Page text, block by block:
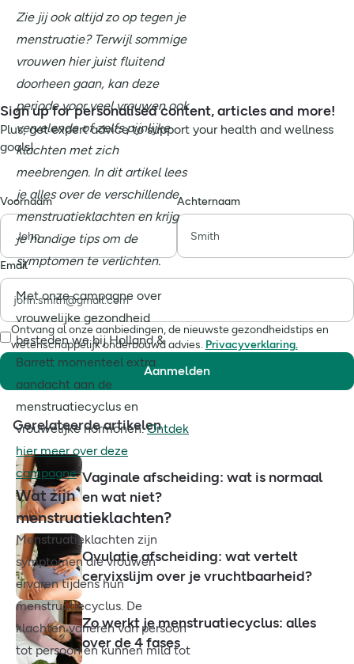
Zie jij ook altijd zo op tegen je
menstruatie? Terwijl sommige
vrouwen hier juist fluitend
doorheen gaan, kan deze
periode voor veel vrouwen ook
vervelende of zelfs pijnlijke
klachten met zich
meebrengen. In dit artikel lees
je alles over de verschillende
menstruatieklachten en krijg
je handige tips om de
symptomen te verlichten.
Met onze campagne over
vrouwelijke gezondheid
besteden we bij Holland &
Barrett momenteel extra
aandacht aan de
menstruatiecyclus en
vrouwelijke hormonen.Ontdek
hier meer over deze
campagne.
Wat zijn
menstruatieklachten?
Menstruatieklachten zijn
symptomen die vrouwen
ervaren tijdens hun
menstruatiecyclus. De
klachten variëren van persoon
tot persoon en kunnen mild tot
Sign up for personalised content, articles and more!
Plus, get expert advice to support your health and wellness
goals!
Voornaam Achternaam
Email
Ontvang al onze aanbiedingen, de nieuwste gezondheidstips en
wetenschappelijk onderbouwd advies. Privacyverklaring.
Aanmelden
Gerelateerde artikelen
Vaginale afscheiding: wat is normaal
en wat niet?
Ovulatie afscheiding: wat vertelt
cervixslijm over je vruchtbaarheid?
Zo werkt je menstruatiecyclus: alles
over de 4 fases